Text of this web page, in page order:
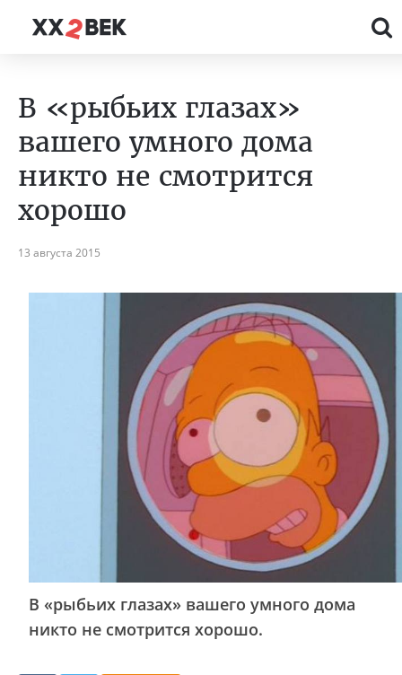
В «рыбьих глазах»
вашего умного дома
никто не смотрится
хорошо
13 августа 2015
В «рыбьих глазах» вашего умного дома
никто не смотрится хорошо.